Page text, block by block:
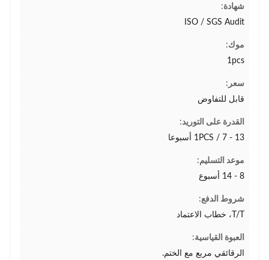
شهادة:
ISO / SGS Audit
موك:
1pcs
سعر:
قابل للتفاوض
القدرة على التوريد:
1PCS / 7 - 13 أسبوعا
موعد التسليم:
8 - 14 أسبوع
شروط الدفع:
T/T، خطاب الاعتماد
العبوة القياسية:
الرقائقي مربع مع الختم.